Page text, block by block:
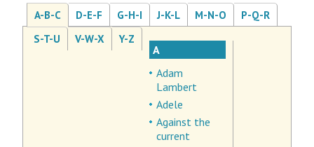
A-B-C D-E-F G-H-I J-K-L M-N-O
P-Q-R
S-T-U
V-W-X Y-Z
A
Adam
Lambert
Adele
Against the
current